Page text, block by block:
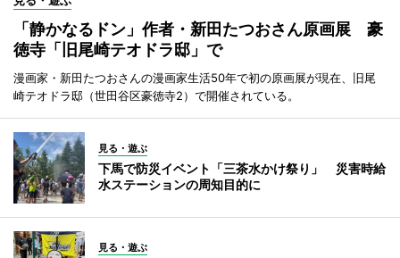
「静かなるドン」作者・新田たつおさん原画展 豪
徳寺「旧尾崎テオドラ邸」で
漫画家・新田たつおさんの漫画家生活50年で初の原画展が現在、旧尾
崎テオドラ邸（世田谷区豪徳寺2）で開催されている。
見る・遊ぶ
下馬で防災イベント「三茶水かけ祭り」 災害時給
水ステーションの周知目的に
見る・遊ぶ